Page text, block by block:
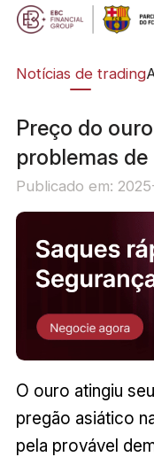
Notícias de trading
Preço do
problemas de
Publicado em:
O ouro atingiu
pregão asiático
pela provável